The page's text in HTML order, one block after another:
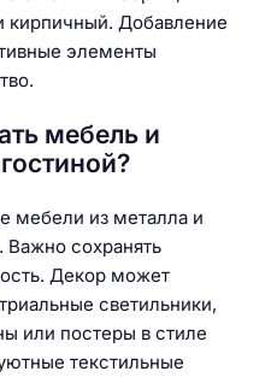
кирпичный. Добавление
элементы
мебель и
мебели из металла и
сохранять
Декор может
светильники,
или постеры в стиле
текстильные